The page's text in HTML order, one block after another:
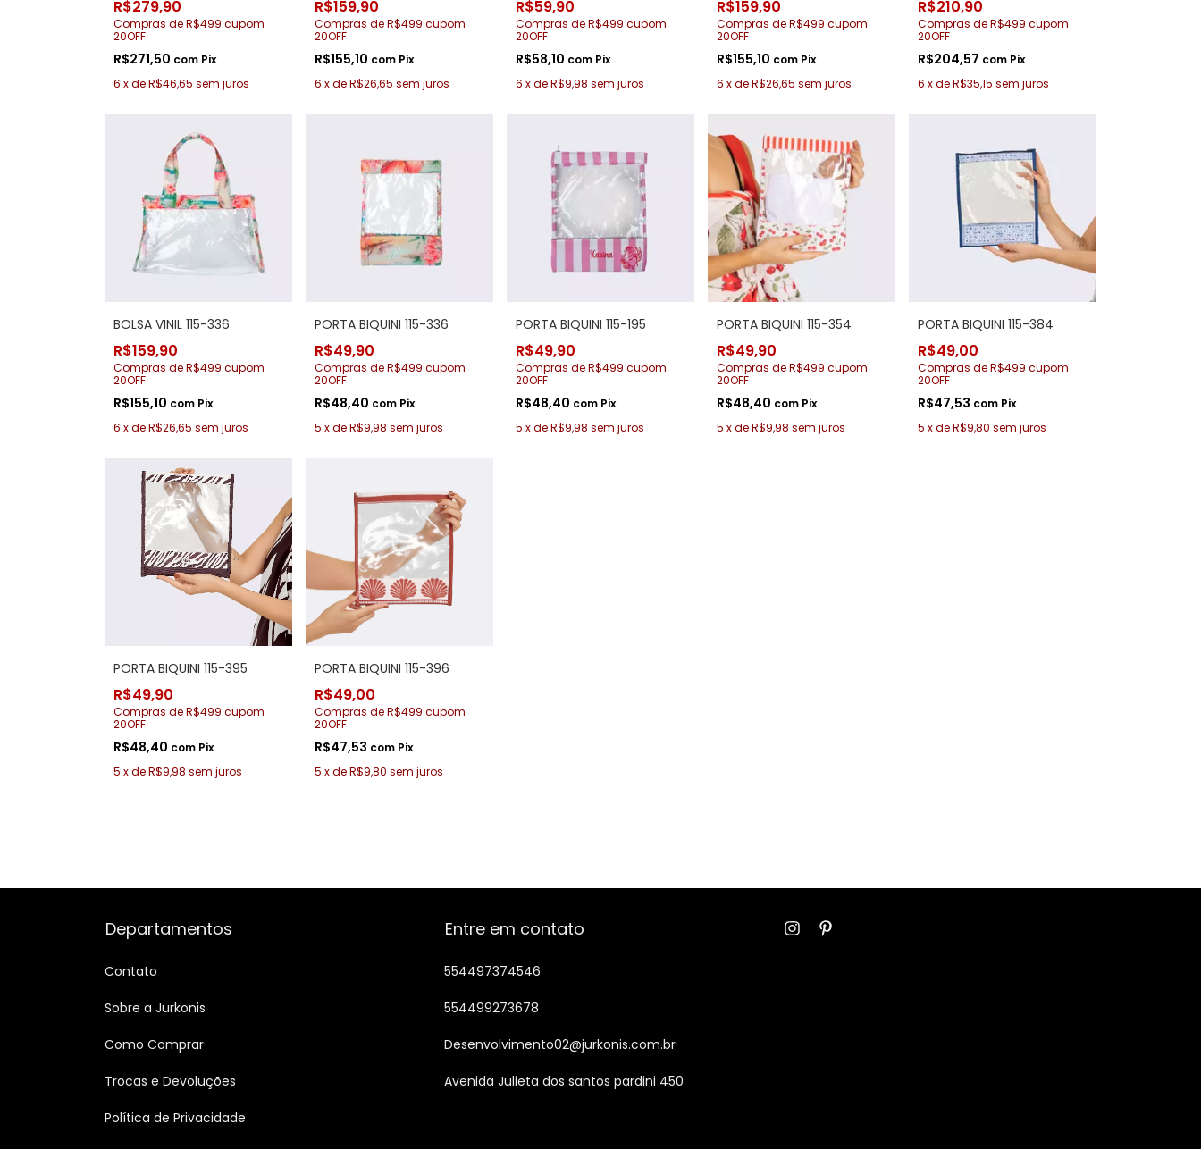
R$279,90
Compras de R$499 cupom
20OFF
R$271,50 com Pix
6 xdeR$46,65 sem juros
R$159,90
Compras de R$499 cupom
20OFF
R$155,10 com Pix
6 xdeR$26,65 sem juros
R$59,90
Compras de R$499 cupom
20OFF
R$58,10 com Pix
6 xdeR$9,98 sem juros
R$159,90
Compras de R$499 cupom
20OFF
R$155,10 com Pix
6 xdeR$26,65 sem juros
R$210,90
Compras de R$499 cupom
20OFF
R$204,57 com Pix
6 xdeR$35,15 sem juros
BOLSA VINIL 115-336
R$159,90
Compras de R$499 cupom
20OFF
R$155,10 com Pix
6 xdeR$26,65 sem juros
PORTA BIQUINI 115-336
R$49,90
Compras de R$499 cupom
20OFF
R$48,40 com Pix
5 xdeR$9,98 sem juros
PORTA BIQUINI 115-195
R$49,90
Compras de R$499 cupom
20OFF
R$48,40 com Pix
5 xdeR$9,98 sem juros
PORTA BIQUINI 115-354
R$49,90
Compras de R$499 cupom
20OFF
R$48,40 com Pix
5 xdeR$9,98 sem juros
PORTA BIQUINI 115-384
R$49,00
Compras de R$499 cupom
20OFF
R$47,53 com Pix
5 xdeR$9,80 sem juros
PORTA BIQUINI 115-395
R$49,90
Compras de R$499 cupom
20OFF
R$48,40 com Pix
5 xdeR$9,98 sem juros
PORTA BIQUINI 115-396
R$49,00
Compras de R$499 cupom
20OFF
R$47,53 com Pix
5 xdeR$9,80 sem juros
Departamentos
Contato
Sobre a Jurkonis
Como Comprar
Trocas e Devoluções
Política de Privacidade
Entre em contato
554497374546
554499273678
Desenvolvimento02@jurkonis.com.br
Avenida Julieta dos santos pardini 450